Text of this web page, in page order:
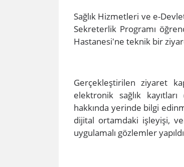
​Sağlık Hizmetleri ve e-
Sekreterlik Programı
Hastanesi'ne teknik bir
Gerçekleştirilen ziyaret
elektronik sağlık
hakkında yerinde bilgi
dijital ortamdaki işleyişi,
uygulamalı gözlemler